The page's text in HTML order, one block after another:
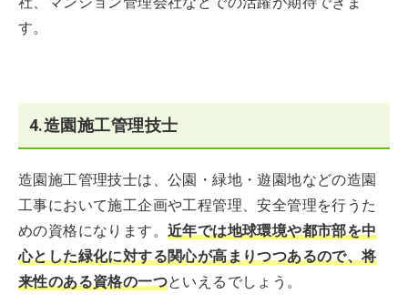
す。
4.造園施工管理技士
造園施工管理技士は、公園・緑地・遊園地などの造園
工事において施工企画や工程管理、安全管理を行うた
めの資格になります。 近年では地球環境や都市部を中
心とした緑化に対する関心が高まりつつあるので、将
来性のある資格の一つといえるでしょう。